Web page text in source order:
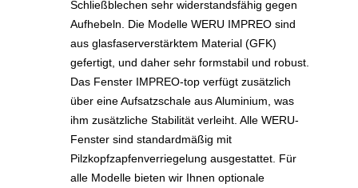
Schließblechen sehr widerstandsfähig gegen
Aufhebeln. Die Modelle WERU IMPREO sind
aus glasfaserverstärktem Material (GFK)
gefertigt, und daher sehr formstabil und robust.
Das Fenster IMPREO-top verfügt zusätzlich
über eine Aufsatzschale aus Aluminium, was
ihm zusätzliche Stabilität verleiht. Alle WERU-
Fenster sind standardmäßig mit
Pilzkopfzapfenverriegelung ausgestattet. Für
alle Modelle bieten wir Ihnen optionale